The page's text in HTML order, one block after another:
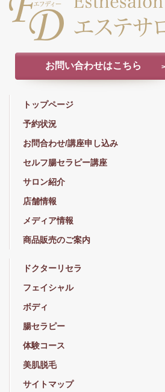
お問い合わせはこちら
トップページ
予約状況
お問合わせ/講座申し込み
セルフ腸セラピー講座
サロン紹介
店舗情報
メディア情報
商品販売のご案内
ドクターリセラ
フェイシャル
ボディ
腸セラピー
体験コース
美肌脱毛
サイトマップ